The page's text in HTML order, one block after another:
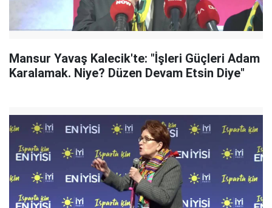
Mansur Yavaş Kalecik'te: "İşleri Güçleri Adam
Karalamak. Niye? Düzen Devam Etsin Diye"